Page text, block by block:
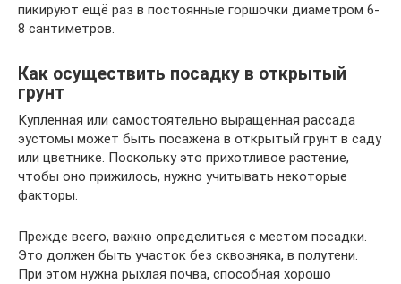
пикируют ещё раз в постоянные горшочки диаметром 6-
8 сантиметров.
Как осуществить посадку в открытый
грунт
Купленная или самостоятельно выращенная рассада
эустомы может быть посажена в открытый грунт в саду
или цветнике. Поскольку это прихотливое растение,
чтобы оно прижилось, нужно учитывать некоторые
факторы.
Прежде всего, важно определиться с местом посадки.
Это должен быть участок без сквозняка, в полутени.
При этом нужна рыхлая почва, способная хорошо